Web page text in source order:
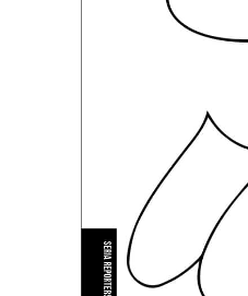
[EBOOK]